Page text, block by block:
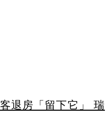
退房「留下它」 瑞